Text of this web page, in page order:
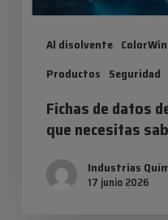
Al disolvente
Productos Seguridad
Fichas de datos
que necesitas
Industrias
17 junio 2026